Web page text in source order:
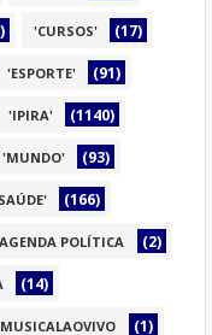
'CURSOS' (17)
'ESPORTE' (91)
'IPIRA' (1140)
'MUNDO' (93)
(166)
AGENDA POLÍTICA (2)
(14)
(1)